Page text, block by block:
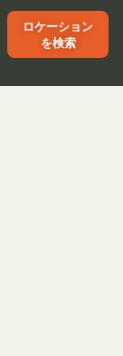
ロケーション
を検索